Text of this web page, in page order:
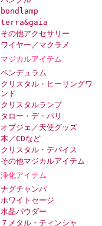
bondlamp
terra&gaia
その他アクセサリー
ワイヤー／マクラメ
マジカルアイテム
ペンデュラム
クリスタル・ヒーリングワ
ンド
クリスタルランプ
タロー・デ・パリ
オブジェ／天使グッズ
本／CDなど
クリスタル・デバイス
その他マジカルアイテム
浄化アイテム
ナグチャンパ
ホワイトセージ
水晶パウダー
７メタル・ティンシャ